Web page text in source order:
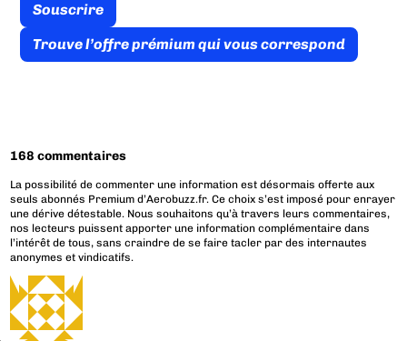
Souscrire
Trouve l’offre prémium qui vous correspond
168 commentaires
La possibilité de commenter une information est désormais offerte aux
seuls abonnés Premium d’Aerobuzz.fr. Ce choix s’est imposé pour enrayer
une dérive détestable. Nous souhaitons qu’à travers leurs commentaires,
nos lecteurs puissent apporter une information complémentaire dans
l’intérêt de tous, sans craindre de se faire tacler par des internautes
anonymes et vindicatifs.